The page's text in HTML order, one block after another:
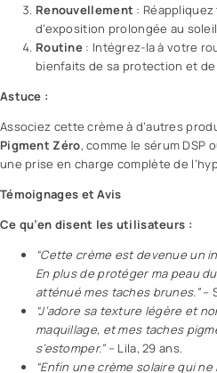
Renouvellement :
d’exposition prolongée au
Routine : Intégrez-la à votre
bienfaits de sa protection et
Astuce :
Associez cette crème à d’autres
Pigment Zéro, comme le sérum DSP
une prise en charge complète de
Témoignages et Avis
Ce qu’en disent les utilisateurs :
“Cette crème est devenue un
En plus de protéger ma peau
atténué mes taches brunes.”–
“J’adore sa texture légère et
maquillage, et mes taches
s’estomper.”– Lila, 29 ans.
“Enfin une crème solaire qui